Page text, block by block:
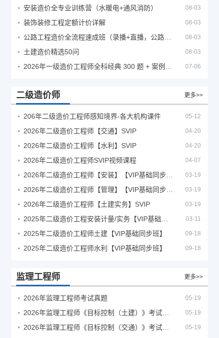
安装造价全专业训练营（水暖电+通风消防） 08-03
装饰装修工程定额计价详解 08-03
08-03
土建造价精选50问 08-03
07-06
二级造价师 更多>>
206年二级造价工程师感知境界-各大机构课件 05-12
2026年二级造价工程师【交通】SVIP 04-20
2026年二级造价工程师【水利】SVIP 04-20
2026年二级造价工程师SVIP视频课程 04-07
03-19
03-19
2026年二级造价工程师【土建实务】SVIP 03-19
03-11
2025年二级造价工程师土建【VIP基础同步班】 09-18
2025年二级造价工程师水利【VIP基础同步班】 09-18
监理工程师 更多>>
2026年监理工程师考试真题 05-19
05-19
05-19